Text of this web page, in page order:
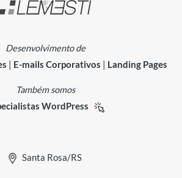
Desenvolvimento de
E-mails Corporativos Landing Pages
Também somos
WordPress
Santa Rosa/RS